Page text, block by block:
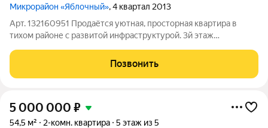
Микрорайон «Яблочный», 4 квартал 2013
Арт. 132160951 Продаётся уютная, просторная квартира в
тихом районе с развитой инфраструктурой. 3й этаж
сложностей с лифтом, вдали от уличного шума). Ключевые
преимущества: Просторная планировка
Позвонить
5 000 000 ₽
54,5 м² 2-комн. квартира 5 этаж из 5